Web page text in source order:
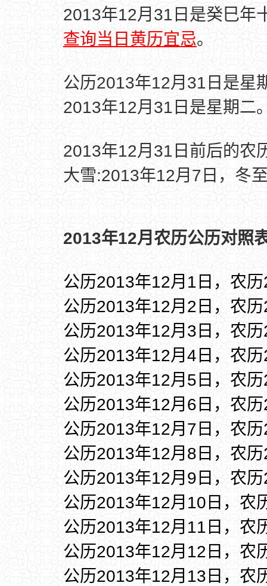
2013年12月31日是癸巳年
查询当日黄历宜忌。
公历2013年12月31日是星
2013年12月31日是星期二
2013年12月31日前后的农
大雪:2013年12月7日，冬
2013年12月农历公历对照
公历2013年12月1日，农
公历2013年12月2日，农
公历2013年12月3日，农
公历2013年12月4日，农
公历2013年12月5日，农
公历2013年12月6日，农
公历2013年12月7日，农
公历2013年12月8日，农
公历2013年12月9日，农
公历2013年12月10日，农
公历2013年12月11日，农
公历2013年12月12日，农
公历2013年12月13日，农